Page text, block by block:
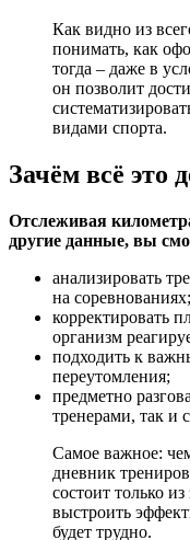
Как видно из
понимать, как
тогда – даже в
он позволит
видами спорта.
Зачём всё это
Отслеживая
другие данные, вы
анализировать
на соревнованиях;
корректировать
организм
подходить к
переутомления;
предметно
тренерами, так и
Самое важное:
дневник
состоит только
выстроить
будет трудно.